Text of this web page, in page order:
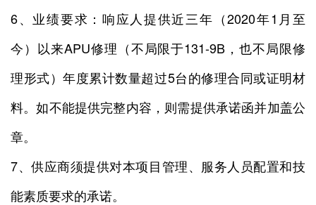
6、业绩要求：响应人提供近三年（2020年1月至
今）以来APU修理（不局限于131-9B，也不局限修
理形式）年度累计数量超过5台的修理合同或证明材
料。如不能提供完整内容，则需提供承诺函并加盖公
章。
7、供应商须提供对本项目管理、服务人员配置和技
能素质要求的承诺。